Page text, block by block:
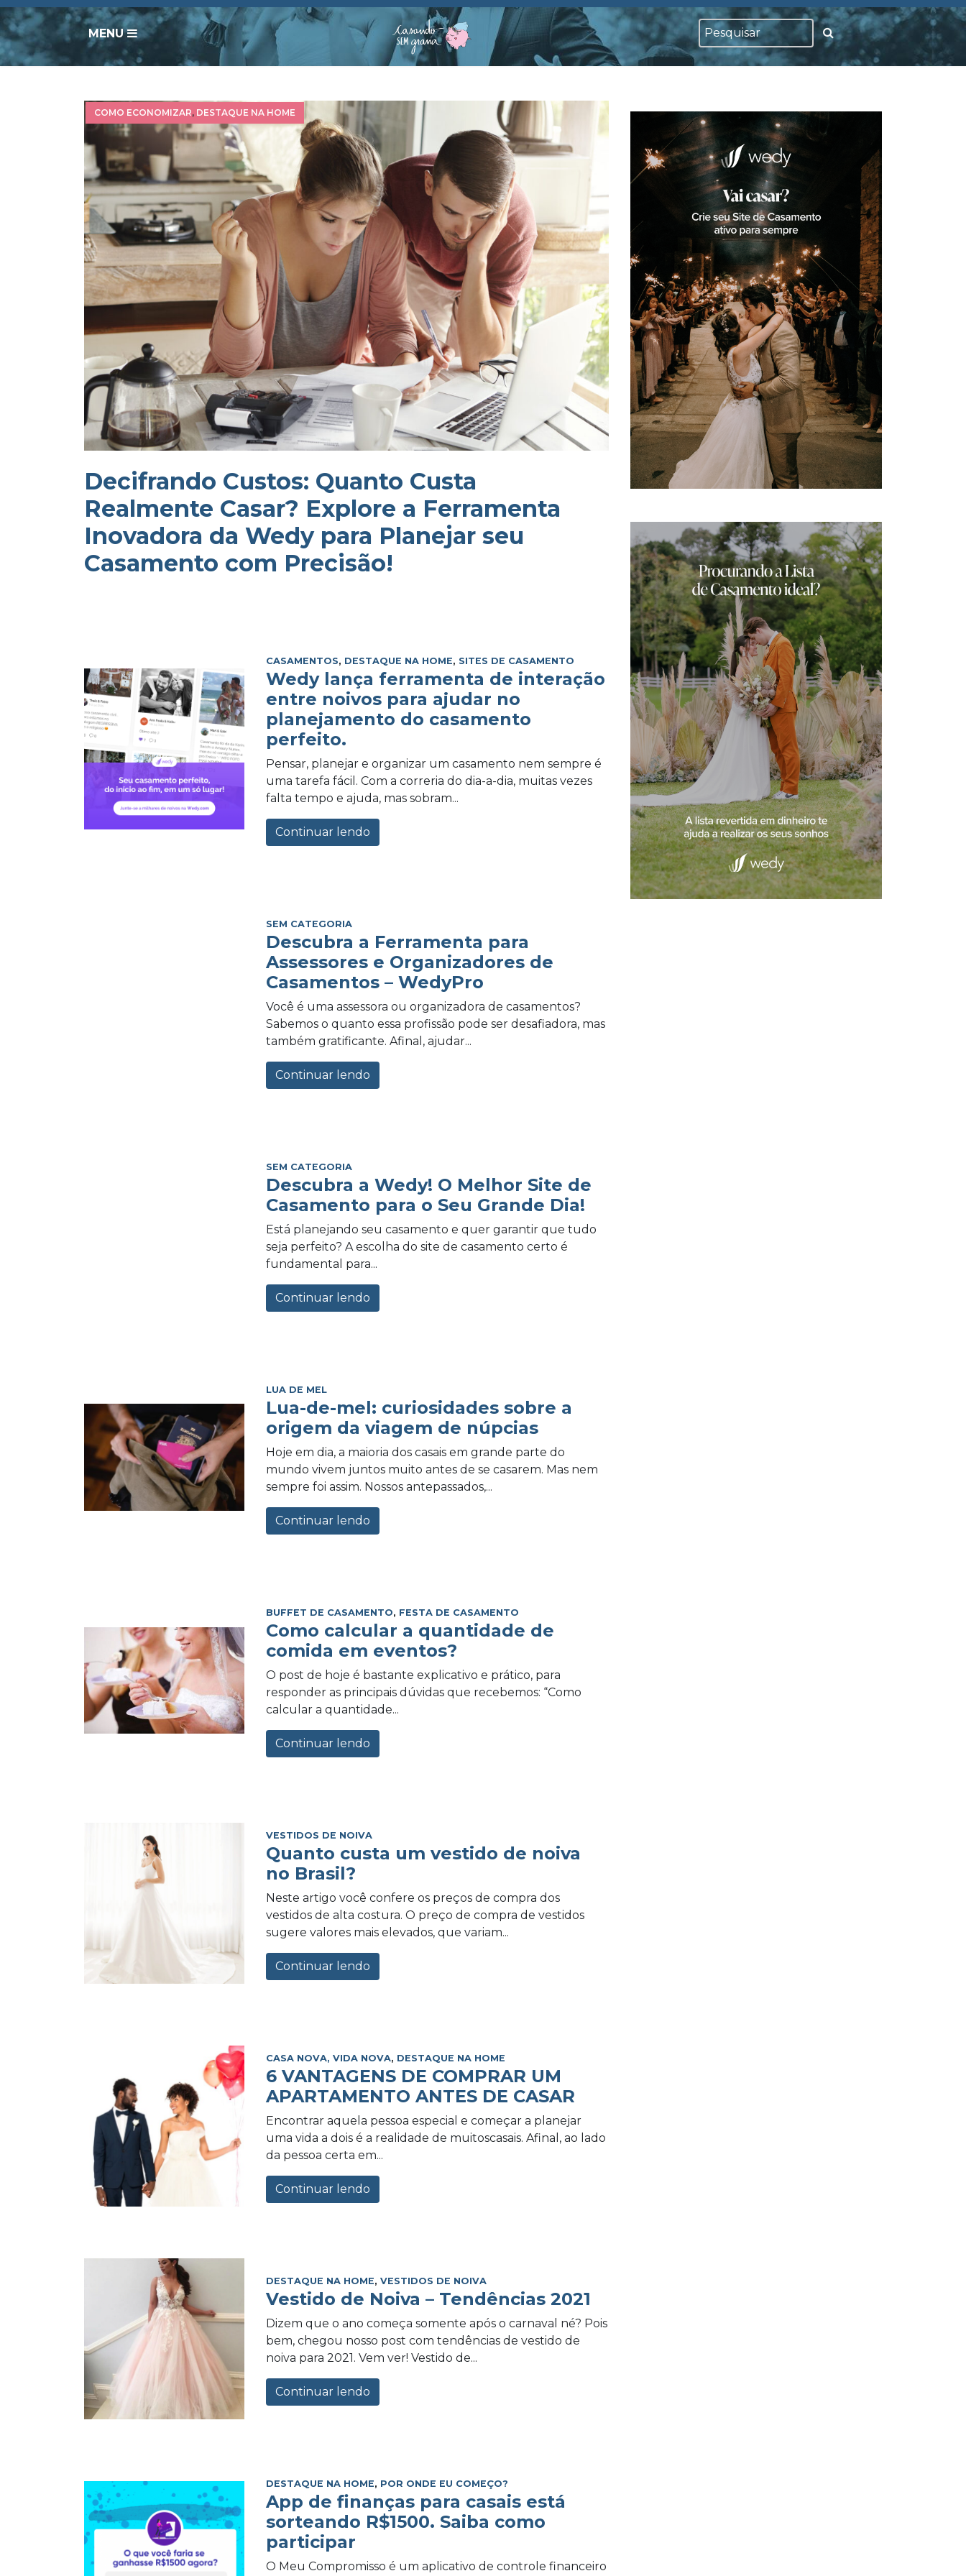
MENU
COMO ECONOMIZAR, DESTAQUE NA HOME
Decifrando Custos: Quanto Custa
Realmente Casar? Explore a Ferramenta
Inovadora da Wedy para Planejar seu
Casamento com Precisão!
CASAMENTOS, DESTAQUE NA HOME, SITES DE CASAMENTO
Wedy lança ferramenta de interação
entre noivos para ajudar no
planejamento do casamento
perfeito.
Pensar, planejar e organizar um casamento nem sempre é
uma tarefa fácil. Com a correria do dia-a-dia, muitas vezes
falta tempo e ajuda, mas sobram...
Continuar lendo
SEM CATEGORIA
Descubra a Ferramenta para
Assessores e Organizadores de
Casamentos – WedyPro
Você é uma assessora ou organizadora de casamentos?
Sabemos o quanto essa profissão pode ser desafiadora, mas
também gratificante. Afinal, ajudar...
Continuar lendo
SEM CATEGORIA
Descubra a Wedy! O Melhor Site de
Casamento para o Seu Grande Dia!
Está planejando seu casamento e quer garantir que tudo
seja perfeito? A escolha do site de casamento certo é
fundamental para...
Continuar lendo
LUA DE MEL
Lua-de-mel: curiosidades sobre a
origem da viagem de núpcias
Hoje em dia, a maioria dos casais em grande parte do
mundo vivem juntos muito antes de se casarem. Mas nem
sempre foi assim. Nossos antepassados,...
Continuar lendo
BUFFET DE CASAMENTO, FESTA DE CASAMENTO
Como calcular a quantidade de
comida em eventos?
O post de hoje é bastante explicativo e prático, para
responder as principais dúvidas que recebemos: “Como
calcular a quantidade...
Continuar lendo
VESTIDOS DE NOIVA
Quanto custa um vestido de noiva
no Brasil?
Neste artigo você confere os preços de compra dos
vestidos de alta costura. O preço de compra de vestidos
sugere valores mais elevados, que variam...
Continuar lendo
CASA NOVA, VIDA NOVA, DESTAQUE NA HOME
6 VANTAGENS DE COMPRAR UM
APARTAMENTO ANTES DE CASAR
Encontrar aquela pessoa especial e começar a planejar
uma vida a dois é a realidade de muitoscasais. Afinal, ao lado
da pessoa certa em...
Continuar lendo
DESTAQUE NA HOME,VESTIDOS DE NOIVA
Vestido de Noiva – Tendências 2021
Dizem que o ano começa somente após o carnaval né? Pois
bem, chegou nosso post com tendências de vestido de
noiva para 2021. Vem ver! Vestido de...
Continuar lendo
DESTAQUE NA HOME, POR ONDE EU COMEÇO?
App de finanças para casais está
sorteando R$1500. Saiba como
participar
O Meu Compromisso é um aplicativo de controle financeiro